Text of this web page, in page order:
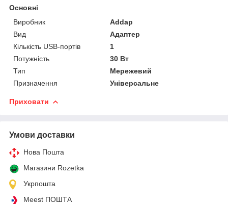
Основні
Виробник
Addap
Вид
Адаптер
Кількість USB-портів
1
Потужність
30 Вт
Тип
Мережевий
Призначення
Універсальне
Приховати
Умови доставки
Нова Пошта
Магазини Rozetka
Укрпошта
Meest ПОШТА